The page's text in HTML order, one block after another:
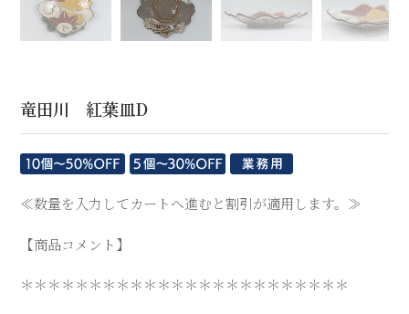
竜田川 紅葉皿D
≪数量を入力してカートへ進むと割引が適用します。≫
【商品コメント】
＊＊＊＊＊＊＊＊＊＊＊＊＊＊＊＊＊＊＊＊＊＊＊＊